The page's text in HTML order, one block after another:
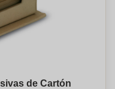
de Cartón